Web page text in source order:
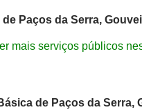
Paços da Serra,
mais serviços públicos
de Paços da Serra,